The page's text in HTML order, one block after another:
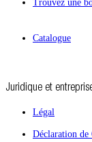
Trouvez une
Catalogue
Juridique et
Légal
Déclaration